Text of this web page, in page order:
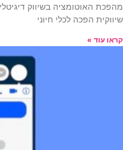
מהפכת האוטומציה בשיווק
שיווקית הפכה לכלי חיוני
קראו עוד »